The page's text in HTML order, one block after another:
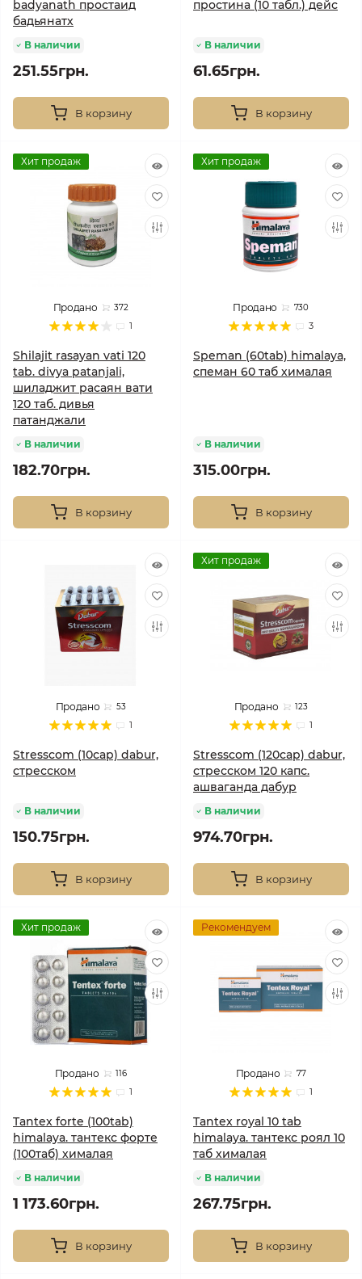
badyanath простаид
бадьянатх
В наличии
251.55грн.
В корзину
простина (10 табл.) дейс
В наличии
61.65грн.
В корзину
Хит продаж
1
Продано 372
Shilajit rasayan vati 120
tab. divya patanjali,
шиладжит расаян вати
120 таб. дивья
патанджали
В наличии
182.70грн.
В корзину
Хит продаж
3
Продано 730
Speman (60tab) himalaya,
спеман 60 таб хималая
В наличии
315.00грн.
В корзину
1
Продано 53
Stresscom (10cap) dabur,
стресском
В наличии
150.75грн.
В корзину
Хит продаж
1
Продано 123
Stresscom (120cap) dabur,
стресском 120 капс.
ашваганда дабур
В наличии
974.70грн.
В корзину
Хит продаж
1
Продано 116
Tantex forte (100tab)
himalaya. тантекс форте
(100таб) хималая
В наличии
1 173.60грн.
В корзину
Рекомендуем
1
Продано 77
Tantex royal 10 tab
himalaya. тантекс роял 10
таб хималая
В наличии
267.75грн.
В корзину